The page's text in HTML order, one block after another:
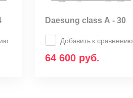
Daesung class А - 30
Добавить к сравнению
64 600 руб.